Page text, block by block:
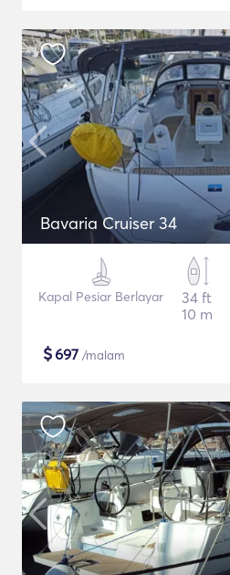
Bavaria Cruiser 34
Kapal Pesiar Berlayar
34 ft
10 m
$697 /malam